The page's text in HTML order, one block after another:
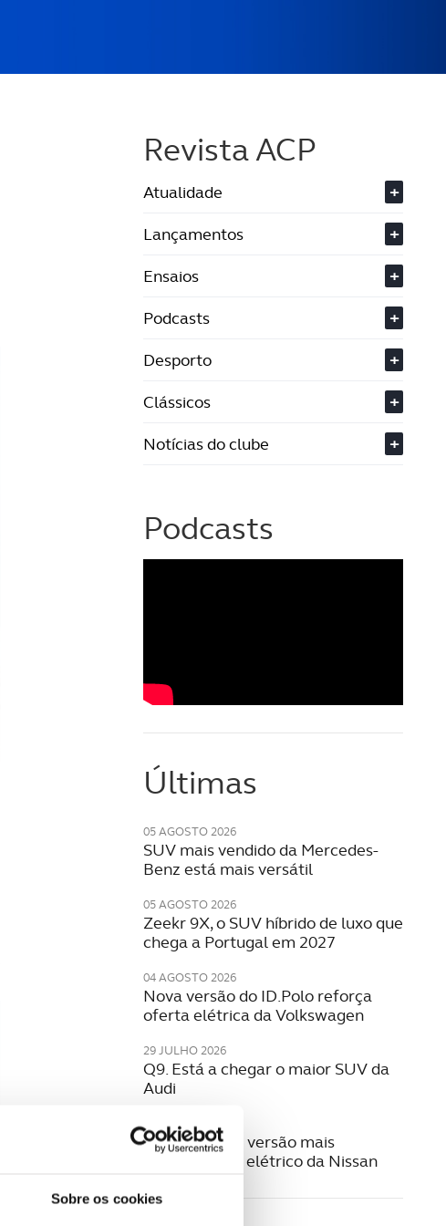
Sobre os cookies
Revista ACP
Atualidade
+
Lançamentos
+
Ensaios
+
Podcasts
+
Desporto
+
Clássicos
+
Notícias do clube
+
Podcasts
Últimas
05 AGOSTO 2026
SUV mais vendido da Mercedes-
Benz está mais versátil
05 AGOSTO 2026
Zeekr 9X, o SUV híbrido de luxo que
chega a Portugal em 2027
04 AGOSTO 2026
Nova versão do ID.Polo reforça
oferta elétrica da Volkswagen
29 JULHO 2026
Q9. Está a chegar o maior SUV da
Audi
29 JULHO 2026
Leaf Nismo, a versão mais
desportiva do elétrico da Nissan